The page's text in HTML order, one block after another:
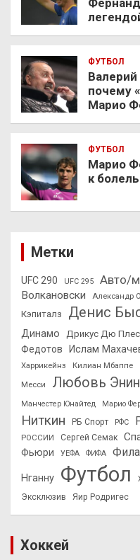
ФУТБОЛ
Валерий
почему
Марио
ФУТБОЛ
Марио
к
Метки
UFC 290 UFC 295 Авто/
Волкановски
Александр
Кэпиталз
Денис
Динамо Дрикус Дю
Федотов
Ислам
Харрикейнз
Килиан Мбаппе
Месси
Любовь
Манчестер Юнайтед Марио
Ниткин
РБ Спорт РФС
РОССИИ
Сергей Семак
Фьюри
УЕФА ФИФА
Нганну Футбол
Эксклюзив Яир Родригес
Хоккей